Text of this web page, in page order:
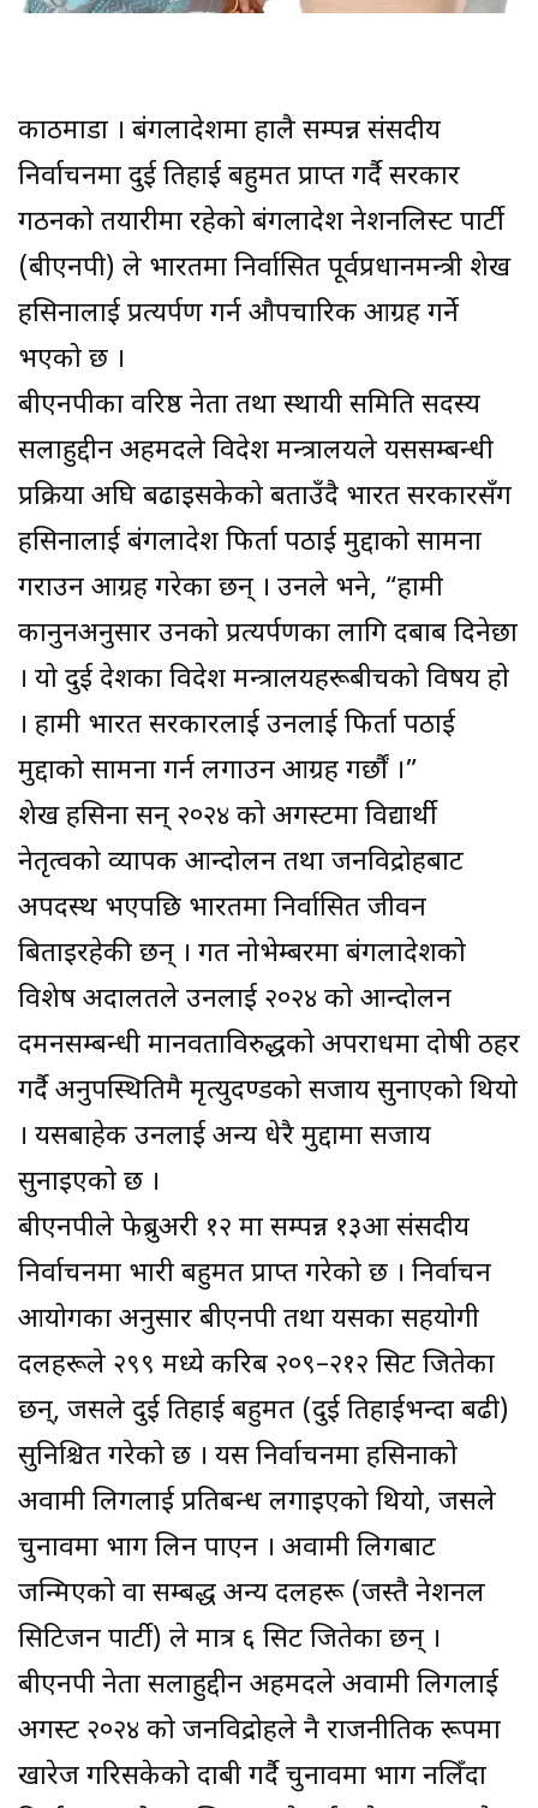
काठमाडौं । बंगलादेशमा हालै सम्पन्न संसदीय
निर्वाचनमा दुई तिहाई बहुमत प्राप्त गर्दै सरकार
गठनको तयारीमा रहेको बंगलादेश नेशनलिस्ट पार्टी
(बीएनपी) ले भारतमा निर्वासित पूर्वप्रधानमन्त्री शेख
हसिनालाई प्रत्यर्पण गर्न औपचारिक आग्रह गर्ने
भएको छ ।
बीएनपीका वरिष्ठ नेता तथा स्थायी समिति सदस्य
सलाहुद्दीन अहमदले विदेश मन्त्रालयले यससम्बन्धी
प्रक्रिया अघि बढाइसकेको बताउँदै भारत सरकारसँग
हसिनालाई बंगलादेश फिर्ता पठाई मुद्दाको सामना
गराउन आग्रह गरेका छन् । उनले भने, “हामी
कानुनअनुसार उनको प्रत्यर्पणका लागि दबाब दिनेछौं
। यो दुई देशका विदेश मन्त्रालयहरूबीचको विषय हो
। हामी भारत सरकारलाई उनलाई फिर्ता पठाई
मुद्दाको सामना गर्न लगाउन आग्रह गर्छौं ।”
शेख हसिना सन् २०२४ को अगस्टमा विद्यार्थी
नेतृत्वको व्यापक आन्दोलन तथा जनविद्रोहबाट
अपदस्थ भएपछि भारतमा निर्वासित जीवन
बिताइरहेकी छन् । गत नोभेम्बरमा बंगलादेशको
विशेष अदालतले उनलाई २०२४ को आन्दोलन
दमनसम्बन्धी मानवताविरुद्धको अपराधमा दोषी ठहर
गर्दै अनुपस्थितिमै मृत्युदण्डको सजाय सुनाएको थियो
। यसबाहेक उनलाई अन्य धेरै मुद्दामा सजाय
सुनाइएको छ ।
बीएनपीले फेब्रुअरी १२ मा सम्पन्न १३औं संसदीय
निर्वाचनमा भारी बहुमत प्राप्त गरेको छ । निर्वाचन
आयोगका अनुसार बीएनपी तथा यसका सहयोगी
दलहरूले २९९ मध्ये करिब २०९–२१२ सिट जितेका
छन्, जसले दुई तिहाई बहुमत (दुई तिहाईभन्दा बढी)
सुनिश्चित गरेको छ । यस निर्वाचनमा हसिनाको
अवामी लिगलाई प्रतिबन्ध लगाइएको थियो, जसले
चुनावमा भाग लिन पाएन । अवामी लिगबाट
जन्मिएको वा सम्बद्ध अन्य दलहरू (जस्तै नेशनल
सिटिजन पार्टी) ले मात्र ६ सिट जितेका छन् ।
बीएनपी नेता सलाहुद्दीन अहमदले अवामी लिगलाई
अगस्ट २०२४ को जनविद्रोहले नै राजनीतिक रूपमा
खारेज गरिसकेको दाबी गर्दै चुनावमा भाग नलिँदा